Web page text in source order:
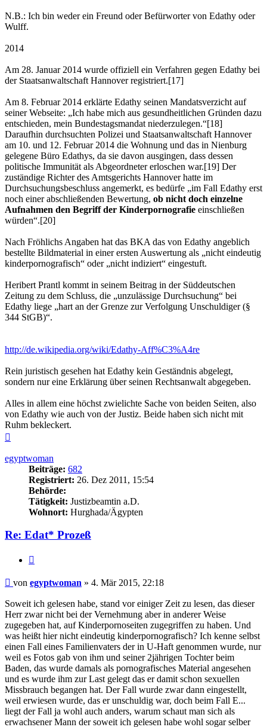
N.B.: Ich bin weder ein Freund oder Befürworter von Edathy oder
Wulff.
2014
Am 28. Januar 2014 wurde offiziell ein Verfahren gegen Edathy bei
der Staatsanwaltschaft Hannover registriert.[17]
Am 8. Februar 2014 erklärte Edathy seinen Mandatsverzicht auf
seiner Webseite: „Ich habe mich aus gesundheitlichen Gründen dazu
entschieden, mein Bundestagsmandat niederzulegen.“[18]
Daraufhin durchsuchten Polizei und Staatsanwaltschaft Hannover
am 10. und 12. Februar 2014 die Wohnung und das in Nienburg
gelegene Büro Edathys, da sie davon ausgingen, dass dessen
politische Immunität als Abgeordneter erloschen war.[19] Der
zuständige Richter des Amtsgerichts Hannover hatte im
Durchsuchungsbeschluss angemerkt, es bedürfe „im Fall Edathy erst
noch einer abschließenden Bewertung, ob nicht doch einzelne
Aufnahmen den Begriff der Kinderpornografie einschließen
würden“.[20]
Nach Fröhlichs Angaben hat das BKA das von Edathy angeblich
bestellte Bildmaterial in einer ersten Auswertung als „nicht eindeutig
kinderpornografisch“ oder „nicht indiziert“ eingestuft.
Heribert Prantl kommt in seinem Beitrag in der Süddeutschen
Zeitung zu dem Schluss, die „unzulässige Durchsuchung“ bei
Edathy liege „hart an der Grenze zur Verfolgung Unschuldiger (§
344 StGB)“.
http://de.wikipedia.org/wiki/Edathy-Aff%C3%A4re
Rein juristisch gesehen hat Edathy kein Geständnis abgelegt,
sondern nur eine Erklärung über seinen Rechtsanwalt abgegeben.
Alles in allem eine höchst zwielichte Sache von beiden Seiten, also
von Edathy wie auch von der Justiz. Beide haben sich nicht mit
Ruhm bekleckert.
egyptwoman
Beiträge: 682
Registriert: 26. Dez 2011, 15:54
Behörde:
Tätigkeit: Justizbeamtin a.D.
Wohnort: Hurghada/Ägypten
Re: Edat* Prozeß
Beitrag
von egyptwoman » 4. Mär 2015, 22:18
Soweit ich gelesen habe, stand vor einiger Zeit zu lesen, das dieser
Herr zwar nicht bei der Vernehmung aber in anderer Weise
zugegeben hat, auf Kinderpornoseiten zugegriffen zu haben. Und
was heißt hier nicht eindeutig kinderpornografisch? Ich kenne selbst
einen Fall eines Familienvaters der in U-Haft genommen wurde, nur
weil es Fotos gab von ihm und seiner 2jährigen Tochter beim
Baden, das wurde damals als pornografisches Material angesehen
und es wurde ihm zur Last gelegt das er damit schon sexuellen
Missbrauch begangen hat. Der Fall wurde zwar dann eingestellt,
weil erwiesen wurde, das er unschuldig war, doch beim Fall E...
liegt der Fall ja wohl auch anders, warum schaut man sich als
erwachsener Mann der soweit ich gelesen habe wohl sogar selber